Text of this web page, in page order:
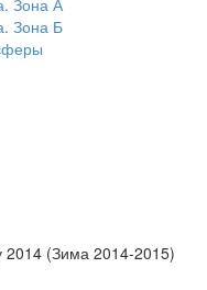
Зона А
Зона Б
2014 (Зима 2014-2015)